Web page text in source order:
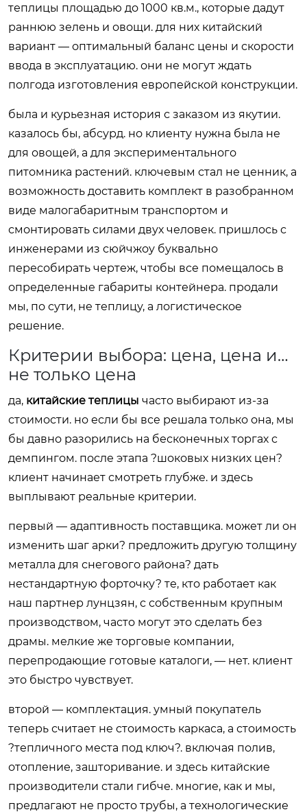
теплицы площадью до 1000 кв.м., которые дадут
раннюю зелень и овощи. для них китайский
вариант — оптимальный баланс цены и скорости
ввода в эксплуатацию. они не могут ждать
полгода изготовления европейской конструкции.
была и курьезная история с заказом из якутии.
казалось бы, абсурд. но клиенту нужна была не
для овощей, а для экспериментального
питомника растений. ключевым стал не ценник, а
возможность доставить комплект в разобранном
виде малогабаритным транспортом и
смонтировать силами двух человек. пришлось с
инженерами из сюйчжоу буквально
пересобирать чертеж, чтобы все помещалось в
определенные габариты контейнера. продали
мы, по сути, не теплицу, а логистическое
решение.
Критерии выбора: цена, цена и…
не только цена
да, китайские теплицы часто выбирают из-за
стоимости. но если бы все решала только она, мы
бы давно разорились на бесконечных торгах с
демпингом. после этапа ?шоковых низких цен?
клиент начинает смотреть глубже. и здесь
выплывают реальные критерии.
первый — адаптивность поставщика. может ли он
изменить шаг арки? предложить другую толщину
металла для снегового района? дать
нестандартную форточку? те, кто работает как
наш партнер лунцзян, с собственным крупным
производством, часто могут это сделать без
драмы. мелкие же торговые компании,
перепродающие готовые каталоги, — нет. клиент
это быстро чувствует.
второй — комплектация. умный покупатель
теперь считает не стоимость каркаса, а стоимость
?тепличного места под ключ?. включая полив,
отопление, зашторивание. и здесь китайские
производители стали гибче. многие, как и мы,
предлагают не просто трубы, а технологические